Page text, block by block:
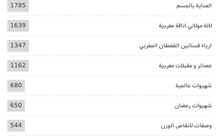
العناية بالجسم 1785
لالة مولاتي اناقة مغربية 1639
ازياء فساتين القفطان المغربي 1347
عصائر و مقبلات مغربية 1162
شهيوات عالمية 680
شهيوات رمضان 650
وصفات لانقاص الوزن 544